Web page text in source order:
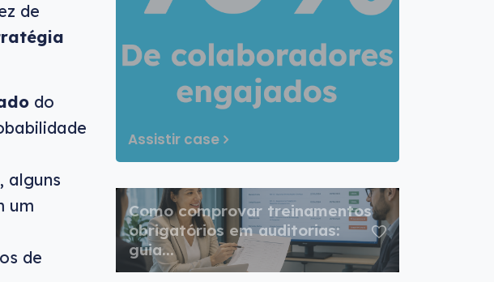
de
do
alguns
um
de
Assistir case
Como comprovar treinamentos
obrigatórios em auditorias:
guia...